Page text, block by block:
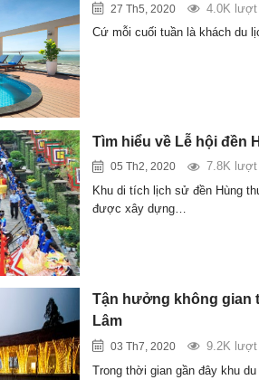
27 Th5, 2020
4.0K lượt
Cứ mỗi cuối tuần là khách du
Tìm hiểu về Lễ hội đền
05 Th2, 2020
7.8K lượt
Khu di tích lịch sử đền Hùng
được xây dựng…
Tận hưởng không gian
Lâm
03 Th7, 2020
9.2K lượt
Trong thời gian gần đây khu